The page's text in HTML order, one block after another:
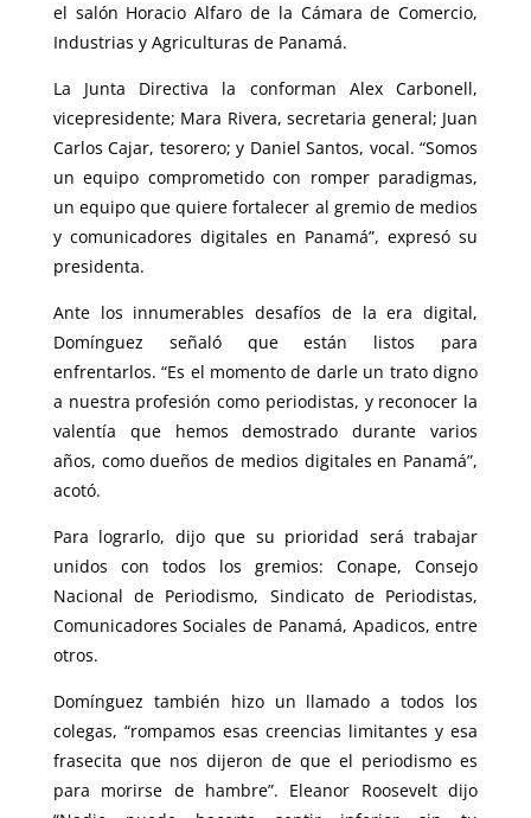
el salón Horacio Alfaro de la Cámara de Comercio,
Industrias y Agriculturas de Panamá.
La Junta Directiva la conforman Alex Carbonell,
vicepresidente; Mara Rivera, secretaria general; Juan
Carlos Cajar, tesorero; y Daniel Santos, vocal. “Somos
un equipo comprometido con romper paradigmas,
un equipo que quiere fortalecer al gremio de medios
y comunicadores digitales en Panamá”, expresó su
presidenta.
Ante los innumerables desafíos de la era digital,
Domínguez señaló que están listos para
enfrentarlos. “Es el momento de darle un trato digno
a nuestra profesión como periodistas, y reconocer la
valentía que hemos demostrado durante varios
años, como dueños de medios digitales en Panamá”,
acotó.
Para lograrlo, dijo que su prioridad será trabajar
unidos con todos los gremios: Conape, Consejo
Nacional de Periodismo, Sindicato de Periodistas,
Comunicadores Sociales de Panamá, Apadicos, entre
otros.
Domínguez también hizo un llamado a todos los
colegas, “rompamos esas creencias limitantes y esa
frasecita que nos dijeron de que el periodismo es
para morirse de hambre”. Eleanor Roosevelt dijo